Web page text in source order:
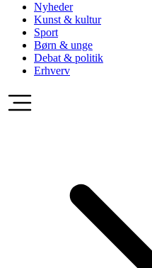
Nyheder
Kunst & kultur
Sport
Børn & unge
Debat & politik
Erhverv